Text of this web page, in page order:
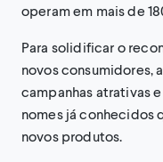
operam em mais de
Para solidificar o
novos consumidores,
campanhas atrativas
nomes já conhecidos
novos produtos.